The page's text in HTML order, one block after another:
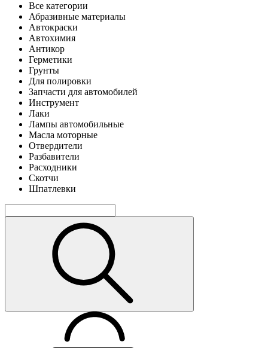
Все категории
Абразивные материалы
Автокраски
Автохимия
Антикор
Герметики
Грунты
Для полировки
Запчасти для автомобилей
Инструмент
Лаки
Лампы автомобильные
Масла моторные
Отвердители
Разбавители
Расходники
Скотчи
Шпатлевки